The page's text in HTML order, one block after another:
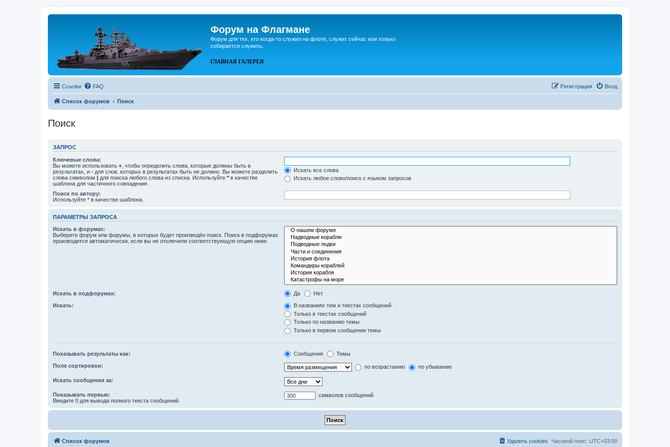
Форум на Флагмане
Форум для тех, кто когда-то служил на флоте, служит сейчас или только
собирается служить.
ГЛАВНАЯ ГАЛЕРЕЯ
Ссылки FAQ Вход
Регистрация
Список форумов Поиск
Поиск
ЗАПРОС
Ключевые слова:
Вы можете использовать + , чтобы определить слова, которые должны быть в
результатах, и - для слов, которых в результатах быть не должно. Вы можете разделить
слова символом | для поиска любого слова из списка. Используйте * в качестве
шаблона для частичного совпадения.
Искать все слова
Искать любое слово/поиск с языком запросов
Поиск по автору:
Используйте * в качестве шаблона.
ПАРАМЕТРЫ ЗАПРОСА
Искать в форумах:
Выберите форум или форумы, в которых будет произведён поиск. Поиск в подфорумах
производится автоматически, если вы не отключили соответствующую опцию ниже.
Искать в подфорумах: Да Нет
Искать:
В названиях тем и текстах сообщений
Только в текстах сообщений
Только по названию темы
Только в первом сообщении темы
Показывать результаты как: Сообщения Темы
Поле сортировки: по возрастанию по убыванию
Искать сообщения за:
Показывать первые:
Введите 0 для вывода полного текста сообщений.
символов сообщений
Список форумов Часовой пояс: UTC+03:00
Удалить cookies